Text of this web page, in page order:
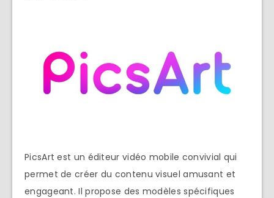
PicsArt est un éditeur vidéo mobile convivial qui
permet de créer du contenu visuel amusant et
engageant. Il propose des modèles spécifiques